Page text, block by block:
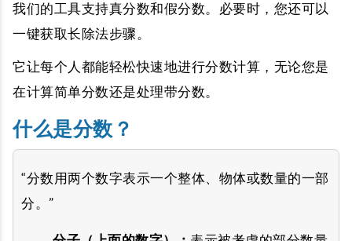
我们的工具支持真分数和假分数。必要时，您还可以
一键获取长除法步骤。
它让每个人都能轻松快速地进行分数计算，无论您是
在计算简单分数还是处理带分数。
什么是分数？
“分数用两个数字表示一个整体、物体或数量的一部
分。”